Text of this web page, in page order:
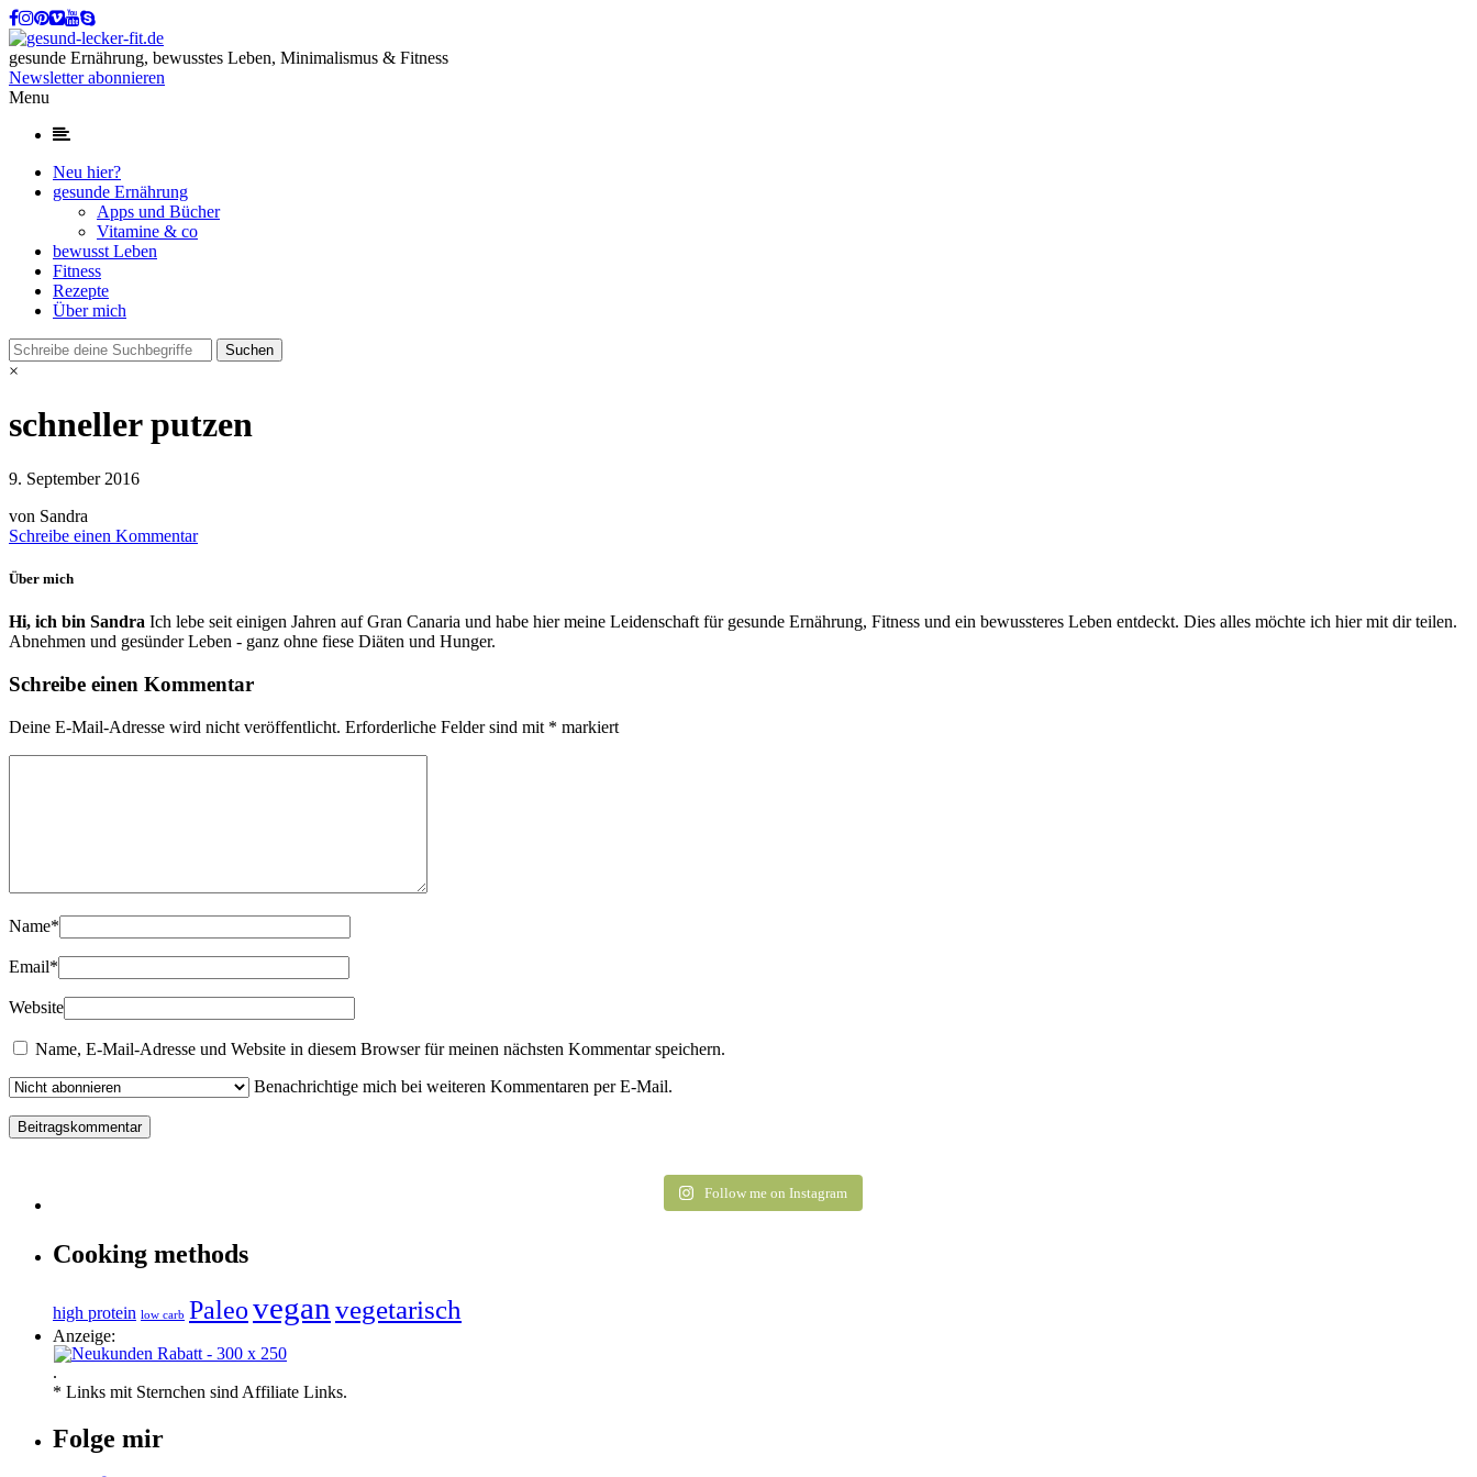
gesunde Ernährung, bewusstes Leben, Minimalismus & Fitness
Newsletter abonnieren
Menu
Neu hier?
gesunde Ernährung
Apps und Bücher
Vitamine & co
bewusst Leben
Fitness
Rezepte
Über mich
×
schneller putzen
9. September 2016
von Sandra
Schreibe einen Kommentar
Über mich
Hi, ich bin Sandra Ich lebe seit einigen Jahren auf Gran Canaria und habe hier meine Leidenschaft für gesunde Ernährung, Fitness und ein bewussteres Leben entdeckt. Dies alles möchte ich hier mit dir teilen.
Abnehmen und gesünder Leben - ganz ohne fiese Diäten und Hunger.
Schreibe einen Kommentar
Deine E-Mail-Adresse wird nicht veröffentlicht. Erforderliche Felder sind mit * markiert
Name*
Email*
Website
Name, E-Mail-Adresse und Website in diesem Browser für meinen nächsten Kommentar speichern.
Benachrichtige mich bei weiteren Kommentaren per E-Mail.
Follow me on Instagram
Cooking methods
high protein low carb Paleoveganvegetarisch
Anzeige:
.
* Links mit Sternchen sind Affiliate Links.
Folge mir